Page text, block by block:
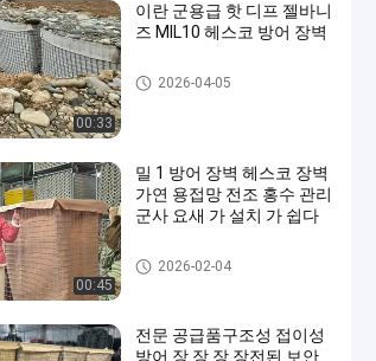
00:33
이란 군용급 핫 디프 젤바니
즈 MIL10 헤스코 방어 장벽
군 장벽2026-04-05
00:45
밀 1 방어 장벽 헤스코 장벽
가연 용접망 전조 홍수 관리
군사 요새 가 설치 가 쉽다
방어적인 장벽
2026-02-04
전문 공급품구조성 접이성
방어 장 장 장 장전된 보안